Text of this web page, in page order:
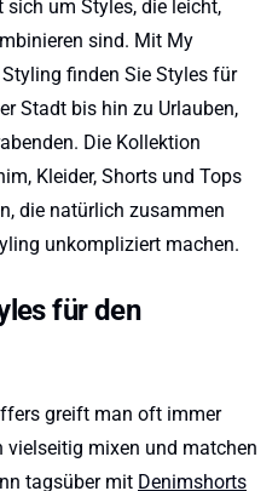
sich um Styles, die leicht,
sind. Mit My
finden Sie Styles für
Stadt bis hin zu Urlauben,
Die Kollektion
Kleider, Shorts und Tops
die natürlich zusammen
unkompliziert machen.
für den
greift man oft immer
vielseitig mixen und matchen
tagsüber mit Denimshorts